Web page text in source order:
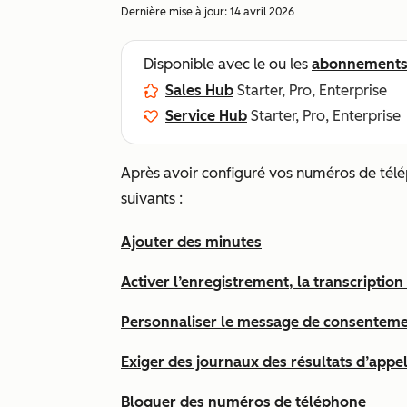
Dernière mise à jour: 14 avril 2026
Disponible avec le ou les abonnements
Sales Hub Starter, Pro, Enterprise
Service Hub Starter, Pro, Enterprise
Après avoir configuré vos numéros de
suivants :
Ajouter des minutes
Activer l’enregistrement, la transcription
Personnaliser le message de
Exiger des journaux des résultats
Bloquer des numéros de téléphone